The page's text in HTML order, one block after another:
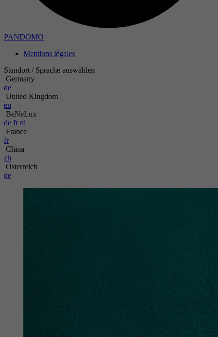
PANDOMO
Mentions légales
Standort / Sprache auswählen
Germany
de
United Kingdom
en
BeNeLux
de fr nl
France
fr
China
zh
Österreich
de